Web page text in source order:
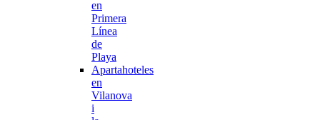
en
Primera
Línea
de
Playa
Apartahoteles
en
Vilanova
i